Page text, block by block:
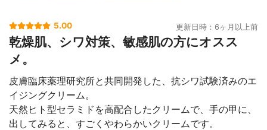
5.00 更新日時：6ヶ月以上前
乾燥肌、シワ対策、敏感肌の方にオスス
メ。
皮膚臨床薬理研究所と共同開発した、抗シワ試験済みのエ
イジングクリーム。
天然ヒト型セラミドを高配合したクリームで、手の甲に、
出してみると、すごくやわらかいクリームです。